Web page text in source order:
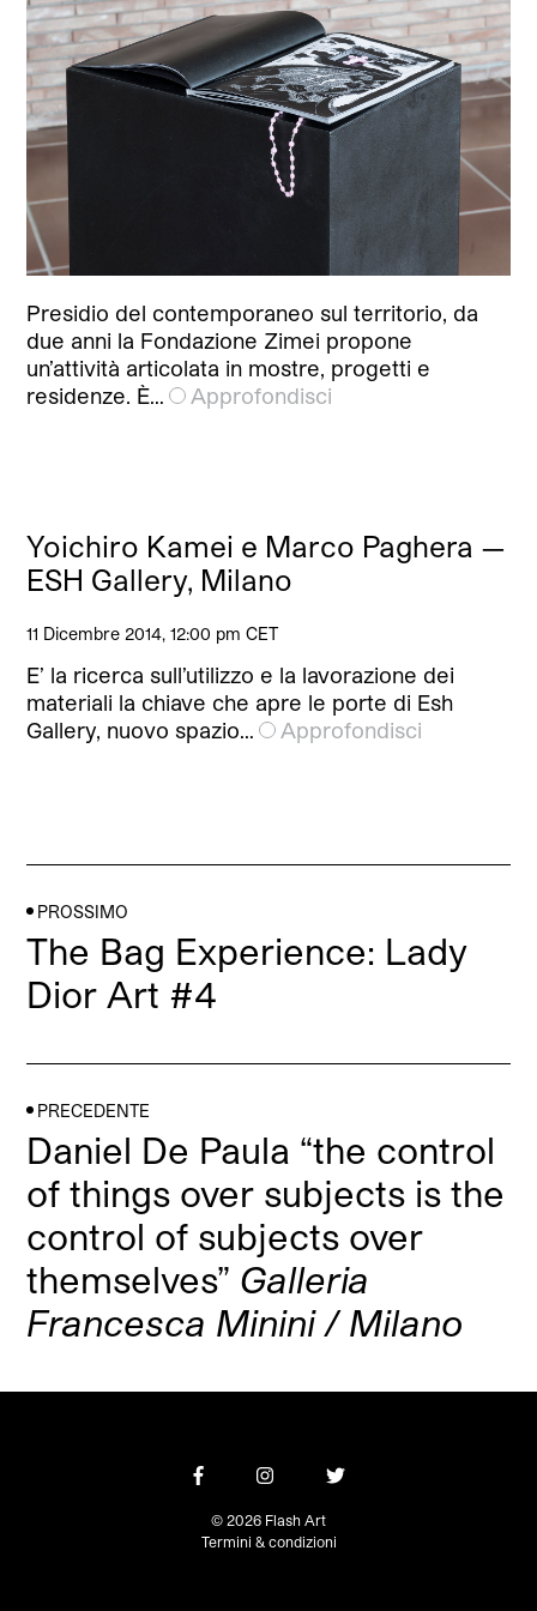
Presidio del contemporaneo sul territorio, da
due anni la Fondazione Zimei propone
un’attività articolata in mostre, progetti e
residenze. È…
Approfondisci
Yoichiro Kamei e Marco Paghera —
ESH Gallery, Milano
11 Dicembre 2014, 12:00 pm CET
E’ la ricerca sull’utilizzo e la lavorazione dei
materiali la chiave che apre le porte di Esh
Gallery, nuovo spazio…
Approfondisci
PROSSIMO
The Bag Experience: Lady
Dior Art #4
PRECEDENTE
Daniel De Paula “the control
of things over subjects is the
control of subjects over
themselves” Galleria
Francesca Minini / Milano
© 2026 Flash Art
Termini & condizioni